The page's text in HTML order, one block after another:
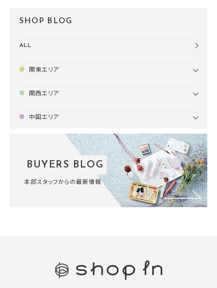
SHOP BLOG
ALL
関東エリア
関西エリア
中国エリア
BUYERS BLOG
本部スタッフからの最新情報